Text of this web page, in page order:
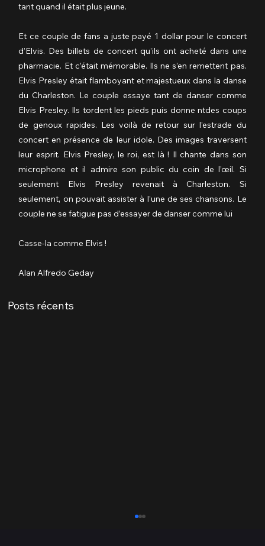
tant quand il était plus jeune.
Et ce couple de fans a juste payé 1 dollar pour le concert
d’Elvis. Des billets de concert qu’ils ont acheté dans une
pharmacie. Et c’était mémorable. Ils ne s’en remettent pas.
Elvis Presley était flamboyant et majestueux dans la danse
du Charleston. Le couple essaye tant de danser comme
Elvis Presley. Ils tordent les pieds puis donne ntdes coups
de genoux rapides. Les voilà de retour sur l’estrade du
concert en présence de leur idole. Des images traversent
leur esprit. Elvis Presley, le roi, est là ! Il chante dans son
microphone et il admire son public du coin de l’œil. Si
seulement Elvis Presley revenait à Charleston. Si
seulement, on pouvait assister à l’une de ses chansons. Le
couple ne se fatigue pas d’essayer de danser comme lui
Casse-la comme Elvis !
Alan Alfredo Geday
Posts récents